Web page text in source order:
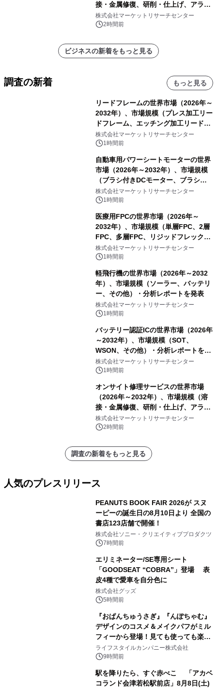
接・金属修復、研削・仕上げ、アライ
メント、その他）・分析レポートを発
表
株式会社マーケットリサーチセンター
2時間前
ビジネスの新着をもっと見る
調査の新着 もっと見る
リードフレームの世界市場（2026年～
2032年）、市場規模（プレス加工リー
ドフレーム、エッチング加工リードフ
レーム）・分析レポートを発表
株式会社マーケットリサーチセンター
1時間前
自動車用パワーシートモーターの世界
市場（2026年～2032年）、市場規模
（ブラシ付きDCモーター、ブラシレ
スDCモーター）・分析レポートを発
表
株式会社マーケットリサーチセンター
1時間前
医療用FPCの世界市場（2026年～
2032年）、市場規模（単層FPC、2層
FPC、多層FPC、リジッドフレックス
PCB）・分析レポートを発表
株式会社マーケットリサーチセンター
1時間前
軽飛行機の世界市場（2026年～2032
年）、市場規模（ソーラー、バッテリ
ー、その他）・分析レポートを発表
株式会社マーケットリサーチセンター
1時間前
バッテリー認証ICの世界市場（2026年
～2032年）、市場規模（SOT、
WSON、その他）・分析レポートを発
表
株式会社マーケットリサーチセンター
1時間前
オンサイト修理サービスの世界市場
（2026年～2032年）、市場規模（溶
接・金属修復、研削・仕上げ、アライ
メント、その他）・分析レポートを発
表
株式会社マーケットリサーチセンター
2時間前
調査の新着をもっと見る
人気のプレスリリース
PEANUTS BOOK FAIR 2026が スヌ
ーピーの誕生日の8月10日より 全国の
書店123店舗で開催！
株式会社ソニー・クリエイティブプロダクツ
7時間前
エリミネーター/SE専用シート
「GOODSEAT “COBRA”」登場 表
皮4種で愛車を自分色に
株式会社グッズ
5時間前
『おぱんちゅうさぎ』『んぽちゃむ』
デザインのコスメ＆メイクパフがミル
フィーから登場！見ても使っても楽し
い、ポップでキュートなコレクショ
ン。
ライフスタイルカンパニー株式会社
9時間前
駅を降りたら、すぐ赤べこ 「アカベ
コランド会津若松駅前店」8月8日(土)